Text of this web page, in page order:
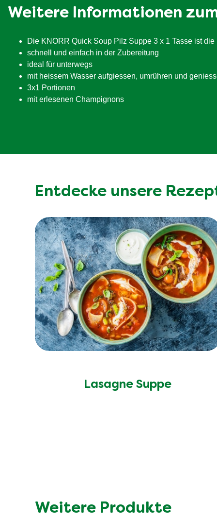
Kohlenhydrate
Ballaststoffe
Eiweiß
Salz
Weitere Informationen
Die KNORR Quick Soup Pilz Suppe 3 x 1 Tasse ist
schnell und einfach in der Zubereitung
ideal für unterwegs
mit heissem Wasser aufgiessen, umrühren und
3x1 Portionen
mit erlesenen Champignons
Entdecke unsere
Lasagne Suppe
Weitere Produkte